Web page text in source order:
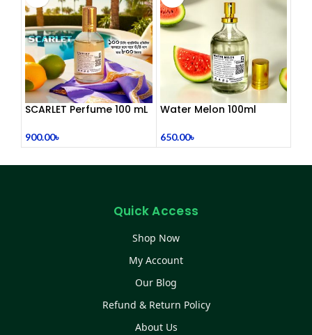
SCARLET Perfume 100 mL
900.00৳
Water Melon 100ml
650.00৳
Quick Access
Shop Now
My Account
Our Blog
Refund & Return Policy
About Us